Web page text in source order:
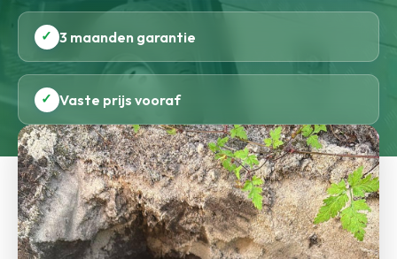
✓ 3 maanden garantie
✓ Vaste prijs vooraf